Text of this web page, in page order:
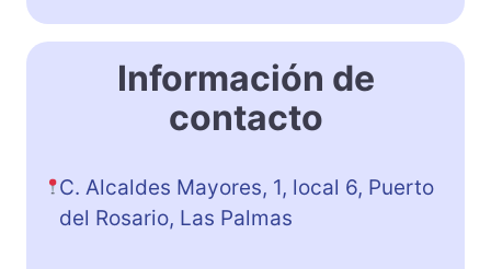
Información de
contacto
C. Alcaldes Mayores, 1, local 6, Puerto
del Rosario, Las Palmas